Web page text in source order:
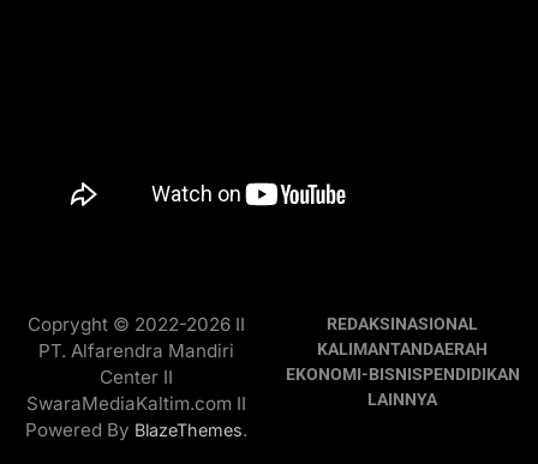
Copryght © 2022-2026 II
PT. Alfarendra Mandiri
Center II
SwaraMediaKaltim.com II
Powered By BlazeThemes.
REDAKSINASIONAL
KALIMANTANDAERAH
EKONOMI-BISNISPENDIDIKAN
LAINNYA